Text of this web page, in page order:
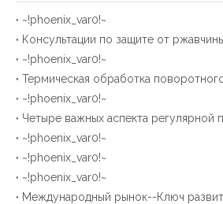
~!phoenix_var0!~
~!phoenix_var0!~
Термическая обработка
~!phoenix_var0!~
~!phoenix_var0!~
~!phoenix_var0!~
~!phoenix_var0!~
Международный рынок--Ключ